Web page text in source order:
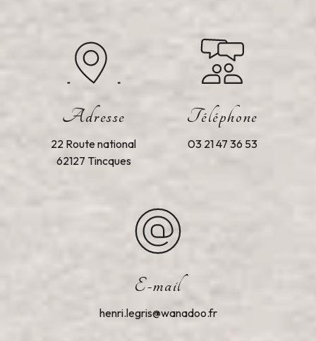
Adresse
22 Route national
62127 Tincques
Téléphone
03 21 47 36 53
E-mail
henri.legris@wanadoo.fr